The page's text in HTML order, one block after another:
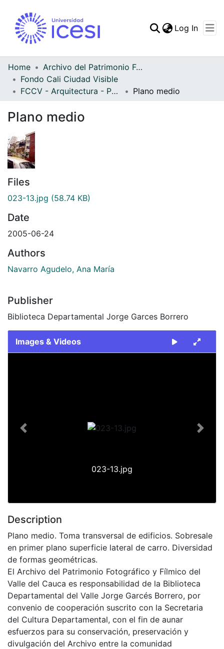
Log In
Home
Archivo del Patrimonio Fotográfico y Fílmico del Valle del Cauca
Fondo Cali Ciudad Visible
FCCV - Arquitectura - Patrimonial
Plano medio
Plano medio
Files
023-13.jpg (58.74 KB)
Date
2005-06-24
Authors
Navarro Agudelo, Ana María
Publisher
Biblioteca Departamental Jorge Garces Borrero
Images & Videos
023-13.jpg
Previous Next
Description
Plano medio. Toma transversal de edificios. Sobresale
en primer plano superficie lateral de carro. Diversidad
de formas geométricas.
El Archivo del Patrimonio Fotográfico y Fílmico del
Valle del Cauca es responsabilidad de la Biblioteca
Departamental del Valle Jorge Garcés Borrero, por
convenio de cooperación suscrito con la Secretaria
del Cultura Departamental, con el fin de aunar
esfuerzos para su conservación, preservación y
divulgación del Archivo entre la comunidad